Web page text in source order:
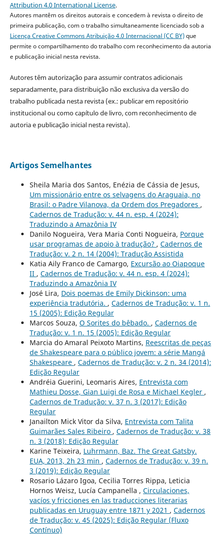
Attribution 4.0 International License.
Autores mantêm os direitos autorais e concedem à revista o direito de
primeira publicação, com o trabalho simultaneamente licenciado sob a
Licença Creative Commons Atribuição 4.0 Internacional (CC BY)que
permite o compartilhamento do trabalho com reconhecimento da autoria
e publicação inicial nesta revista.
Autores têm autorização para assumir contratos adicionais
separadamente, para distribuição não exclusiva da versão do
trabalho publicada nesta revista (ex.: publicar em repositório
institucional ou como capítulo de livro, com reconhecimento de
autoria e publicação inicial nesta revista).
Artigos Semelhantes
Sheila Maria dos Santos, Enézia de Cássia de Jesus,
Um missionário entre os selvagens do Araguaia, no
Brasil: o Padre Vilanova, da Ordem dos Pregadores ,
Cadernos de Tradução: v. 44 n. esp. 4 (2024):
Traduzindo a Amazônia IV
Danilo Nogueira, Vera Maria Conti Nogueira, Porque
usar programas de apoio à tradução? , Cadernos de
Tradução: v. 2 n. 14 (2004): Tradução Assistida
Katia Aily Franco de Camargo, Excursão ao Oiapoque
II , Cadernos de Tradução: v. 44 n. esp. 4 (2024):
Traduzindo a Amazônia IV
José Lira, Dois poemas de Emily Dickinson: uma
experiência tradutória. , Cadernos de Tradução: v. 1 n.
15 (2005): Edição Regular
Marcos Souza, O Sorites do bêbado. , Cadernos de
Tradução: v. 1 n. 15 (2005): Edição Regular
Marcia do Amaral Peixoto Martins, Reescritas de peças
de Shakespeare para o público jovem: a série Mangá
Shakespeare , Cadernos de Tradução: v. 2 n. 34 (2014):
Edição Regular
Andréia Guerini, Leomaris Aires, Entrevista com
Mathieu Dosse, Gian Luigi de Rosa e Michael Kegler ,
Cadernos de Tradução: v. 37 n. 3 (2017): Edição
Regular
Janailton Mick Vitor da Silva, Entrevista com Talita
Guimarães Sales Ribeiro , Cadernos de Tradução: v. 38
n. 3 (2018): Edição Regular
Karine Teixeira, Luhrmann, Baz. The Great Gatsby.
EUA, 2013, 2h 23 min , Cadernos de Tradução: v. 39 n.
3 (2019): Edição Regular
Rosario Lázaro Igoa, Cecilia Torres Rippa, Leticia
Hornos Weisz, Lucía Campanella , Circulaciones,
vacíos y fricciones en las traducciones literarias
publicadas en Uruguay entre 1871 y 2021 , Cadernos
de Tradução: v. 45 (2025): Edição Regular (Fluxo
Contínuo)